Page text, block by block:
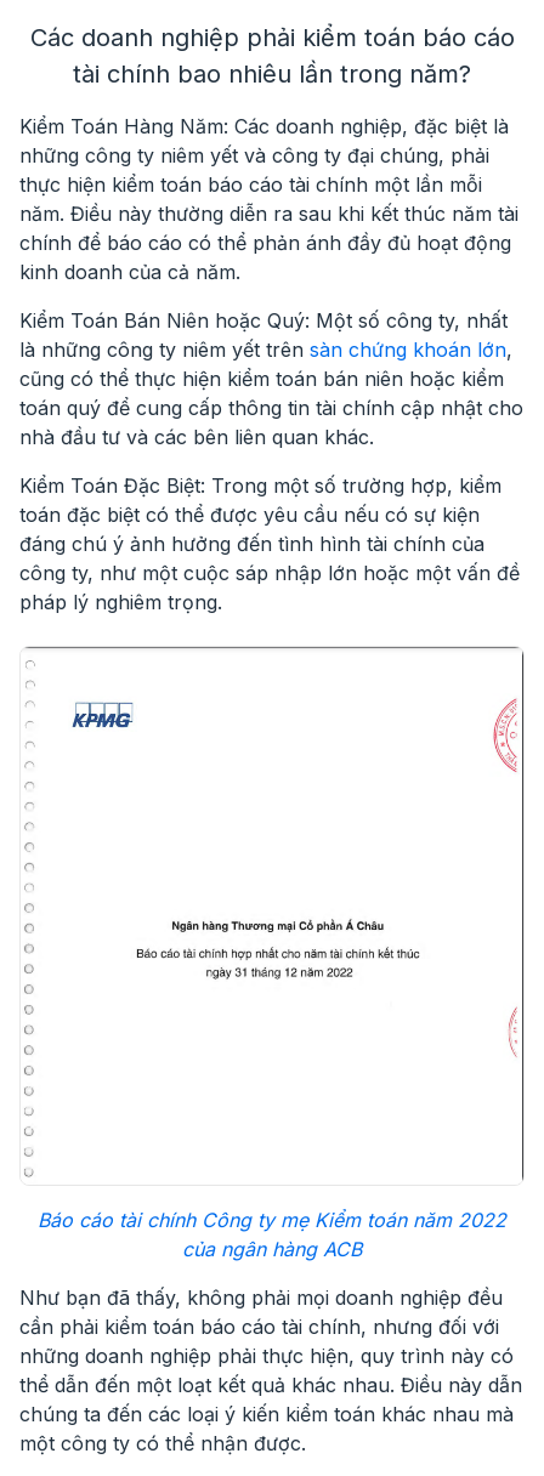
Các doanh nghiệp phải kiểm toán báo cáo
tài chính bao nhiêu lần trong năm?
Kiểm Toán Hàng Năm: Các doanh nghiệp, đặc biệt là
những công ty niêm yết và công ty đại chúng, phải
thực hiện kiểm toán báo cáo tài chính một lần mỗi
năm. Điều này thường diễn ra sau khi kết thúc năm tài
chính để báo cáo có thể phản ánh đầy đủ hoạt động
kinh doanh của cả năm.
Kiểm Toán Bán Niên hoặc Quý: Một số công ty, nhất
là những công ty niêm yết trên sàn chứng khoán lớn,
cũng có thể thực hiện kiểm toán bán niên hoặc kiểm
toán quý để cung cấp thông tin tài chính cập nhật cho
nhà đầu tư và các bên liên quan khác.
Kiểm Toán Đặc Biệt: Trong một số trường hợp, kiểm
toán đặc biệt có thể được yêu cầu nếu có sự kiện
đáng chú ý ảnh hưởng đến tình hình tài chính của
công ty, như một cuộc sáp nhập lớn hoặc một vấn đề
pháp lý nghiêm trọng.
Báo cáo tài chính Công ty mẹ Kiểm toán năm 2022
của ngân hàng ACB
Như bạn đã thấy, không phải mọi doanh nghiệp đều
cần phải kiểm toán báo cáo tài chính, nhưng đối với
những doanh nghiệp phải thực hiện, quy trình này có
thể dẫn đến một loạt kết quả khác nhau. Điều này dẫn
chúng ta đến các loại ý kiến kiểm toán khác nhau mà
một công ty có thể nhận được.